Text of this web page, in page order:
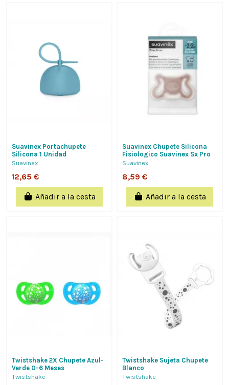
Suavinex Portachupete
Silicona 1 Unidad
Suavinex
12,65 €
Añadir a la cesta
Suavinex Chupete Silicona
Fisiologico Suavinex Sx Pro
Zero-Zero -2 - 2 Meses 1
Suavinex
8,59 €
Añadir a la cesta
Twistshake 2X Chupete Azul-
Verde 0-6 Meses
Twistshake
Twistshake Sujeta Chupete
Blanco
Twistshake